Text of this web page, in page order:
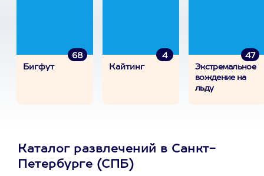
68
Бигфут
4
Кайтинг
47
Экстремальное
вождение на
льду
Каталог развлечений в Санкт-
Петербурге (СПБ)